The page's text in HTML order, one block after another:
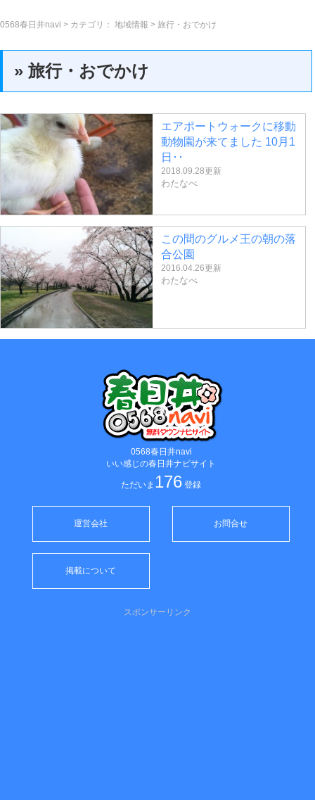
0568春日井navi > カテゴリ： 地域情報 > 旅行・おでかけ
» 旅行・おでかけ
エアポートウォークに移動
動物園が来てました 10月1
日･･
2018.09.28更新
わたなべ
この間のグルメ王の朝の落
合公園
2016.04.26更新
わたなべ
0568春日井navi
いい感じの春日井ナビサイト
ただいま 176 登録
運営会社 お問合せ
掲載について
スポンサーリンク